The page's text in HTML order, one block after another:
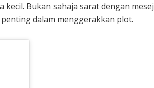
Bukan sahaja sarat dengan mesej
dalam menggerakkan plot.